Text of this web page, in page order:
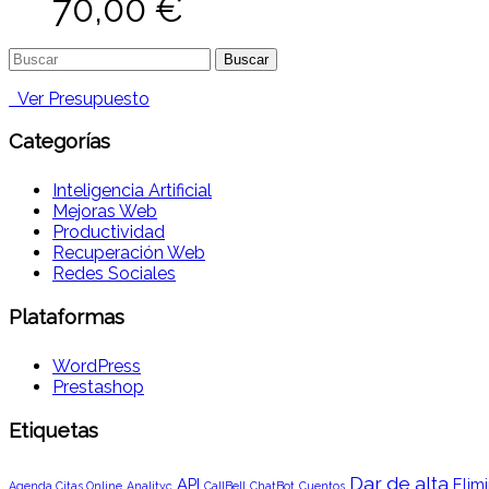
70,00 €
Buscar:
Ver Presupuesto
Categorías
Inteligencia Artificial
Mejoras Web
Productividad
Recuperación Web
Redes Sociales
Plataformas
WordPress
Prestashop
Etiquetas
Agenda Citas Online Analityc API CallBell ChatBot Cuentos Dar de alta